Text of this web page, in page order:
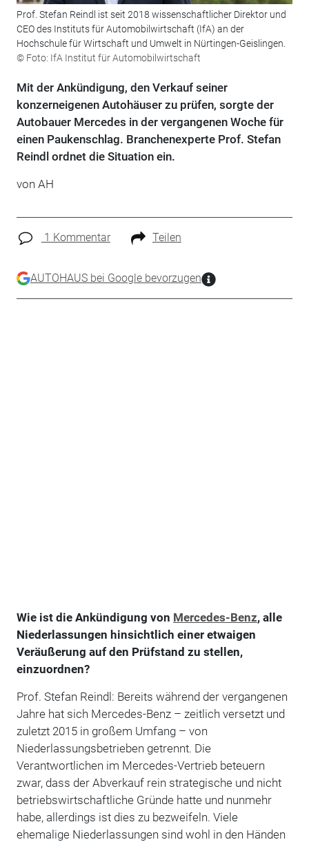
Prof. Stefan Reindl ist seit 2018 wissenschaftlicher Direktor und
CEO des Instituts für Automobilwirtschaft (IfA) an der
Hochschule für Wirtschaft und Umwelt in Nürtingen-Geislingen.
© Foto: IfA Institut für Automobilwirtschaft
Mit der Ankündigung, den Verkauf seiner
konzerneigenen Autohäuser zu prüfen, sorgte der
Autobauer Mercedes in der vergangenen Woche für
einen Paukenschlag. Branchenexperte Prof. Stefan
Reindl ordnet die Situation ein.
von AH
1 Kommentar Teilen
AUTOHAUS bei Google bevorzugen
Wie ist die Ankündigung von Mercedes-Benz, alle
Niederlassungen hinsichtlich einer etwaigen
Veräußerung auf den Prüfstand zu stellen,
einzuordnen?
Prof. Stefan Reindl: Bereits während der vergangenen
Jahre hat sich Mercedes-Benz – zeitlich versetzt und
zuletzt 2015 in großem Umfang – von
Niederlassungsbetrieben getrennt. Die
Verantwortlichen im Mercedes-Vertrieb beteuern
zwar, dass der Abverkauf rein strategische und nicht
betriebswirtschaftliche Gründe hatte und nunmehr
habe, allerdings ist dies zu bezweifeln. Viele
ehemalige Niederlassungen sind wohl in den Händen